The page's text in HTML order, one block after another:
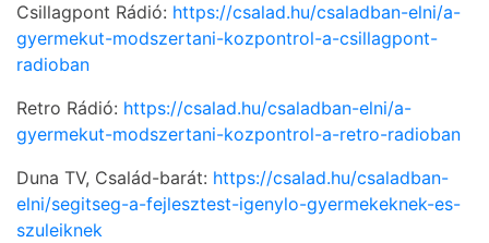
Csillagpont Rádió: https://csalad.hu/csaladban-elni/a-
gyermekut-modszertani-kozpontrol-a-csillagpont-
radioban
Retro Rádió: https://csalad.hu/csaladban-elni/a-
gyermekut-modszertani-kozpontrol-a-retro-radioban
Duna TV, Család-barát: https://csalad.hu/csaladban-
elni/segitseg-a-fejlesztest-igenylo-gyermekeknek-es-
szuleiknek